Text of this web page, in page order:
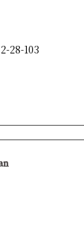
28-103